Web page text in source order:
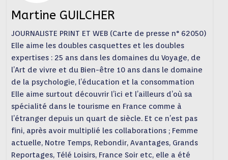
Martine GUILCHER
JOURNALISTE PRINT ET WEB (Carte de presse n° 62050)
Elle aime les doubles casquettes et les doubles
expertises : 25 ans dans les domaines du Voyage, de
l’Art de vivre et du Bien-être 10 ans dans le domaine
de la psychologie, l’éducation et la consommation
Elle aime surtout découvrir l’ici et l’ailleurs d’où sa
spécialité dans le tourisme en France comme à
l’étranger depuis un quart de siècle. Et ce n’est pas
fini, après avoir multiplié les collaborations ; Femme
actuelle, Notre Temps, Rebondir, Avantages, Grands
Reportages, Télé Loisirs, France Soir etc, elle a été